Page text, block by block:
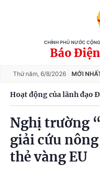
CHÍNH PHỦ NƯỚC
Báo
Thứ năm, 6/8/2026 MỚI
Hoạt động của lãnh đạo
Nghị trường
giải cứu
thẻ vàng EU